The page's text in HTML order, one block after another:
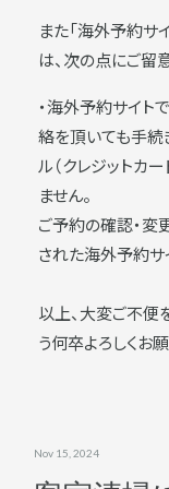
また「海外予約サ
は、次の点にご留
・海外予約サイト
絡を頂いても手続
ル（クレジットカ
ません。
ご予約の確認・変
された海外予約サ
以上、大変ご不便
う何卒よろしくお
Nov 15, 2024